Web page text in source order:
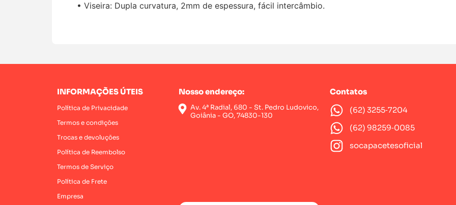
• Viseira: Dupla curvatura, 2mm de espessura, fácil intercâmbio.
INFORMAÇÕES ÚTEIS
Política de Privacidade
Termos e condições
Trocas e devoluções
Política de Reembolso
Termos de Serviço
Política de Frete
Empresa
Nosso endereço:
Av. 4ª Radial, 680 - St. Pedro Ludovico,
Goiânia - GO, 74830-130
Contatos
(62) 3255‑7204‬
(62) 98259‑0085‬
socapacetesoficial